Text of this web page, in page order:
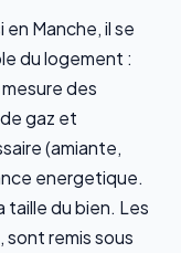
Manche, il se
du logement :
des
gaz et
(amiante,
energetique.
taille du bien. Les
remis sous